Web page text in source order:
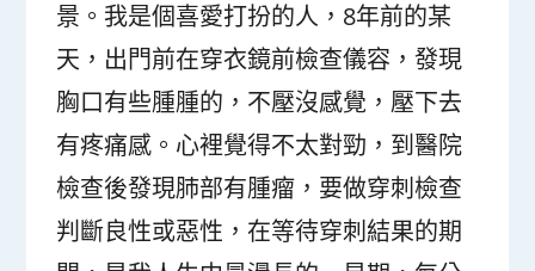
景。我是個喜愛打扮的人，8年前的某
天，出門前在穿衣鏡前檢查儀容，發現
胸口有些腫腫的，不壓沒感覺，壓下去
有疼痛感。心裡覺得不太對勁，到醫院
檢查後發現肺部有腫瘤，要做穿刺檢查
判斷良性或惡性，在等待穿刺結果的期